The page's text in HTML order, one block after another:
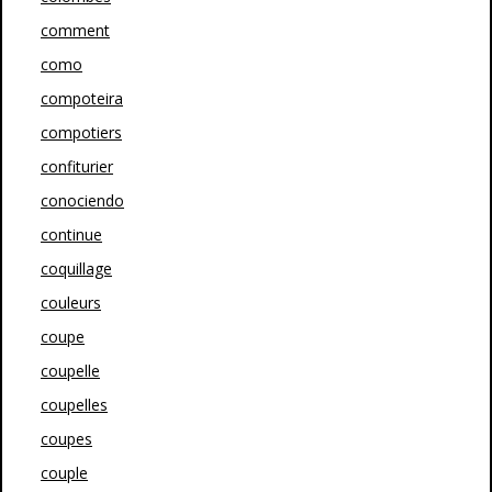
comment
como
compoteira
compotiers
confiturier
conociendo
continue
coquillage
couleurs
coupe
coupelle
coupelles
coupes
couple